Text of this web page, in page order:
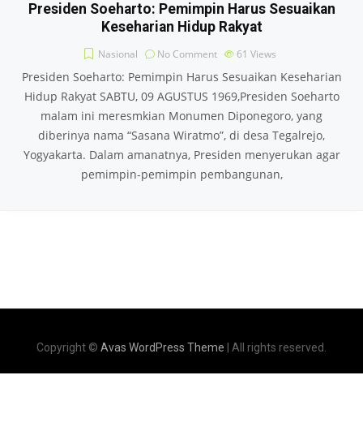
Presiden Soeharto: Pemimpin Harus Sesuaikan
Keseharian Hidup Rakyat
Nasional No Comment 61 Views
Presiden Soeharto: Pemimpin Harus Sesuaikan Keseharian
Hidup Rakyat SABTU, 09 AGUSTUS 1969,Presiden Soeharto
malam ini meresmkian Monumen Diponegoro, yang
diberinya nama “Sasana Wiratmo”, di desa Tegalrejo,
Yogyakarta. Dalam amanatnya, Presiden menyerukan agar
pemimpin-pemimpin pembangunan,
Copyright © Avas WordPress Theme | All rights reserved.